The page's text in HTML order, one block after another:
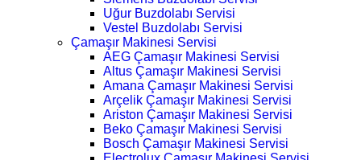
Uğur Buzdolabı Servisi
Vestel Buzdolabı Servisi
Çamaşır Makinesi Servisi
AEG Çamaşır Makinesi Servisi
Altus Çamaşır Makinesi Servisi
Amana Çamaşır Makinesi Servisi
Arçelik Çamaşır Makinesi Servisi
Ariston Çamaşır Makinesi Servisi
Beko Çamaşır Makinesi Servisi
Bosch Çamaşır Makinesi Servisi